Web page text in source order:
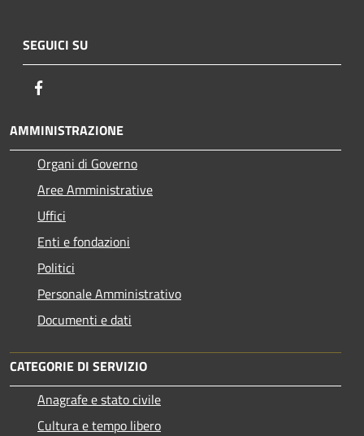
SEGUICI SU
AMMINISTRAZIONE
Organi di Governo
Aree Amministrative
Uffici
Enti e fondazioni
Politici
Personale Amministrativo
Documenti e dati
CATEGORIE DI SERVIZIO
Anagrafe e stato civile
Cultura e tempo libero